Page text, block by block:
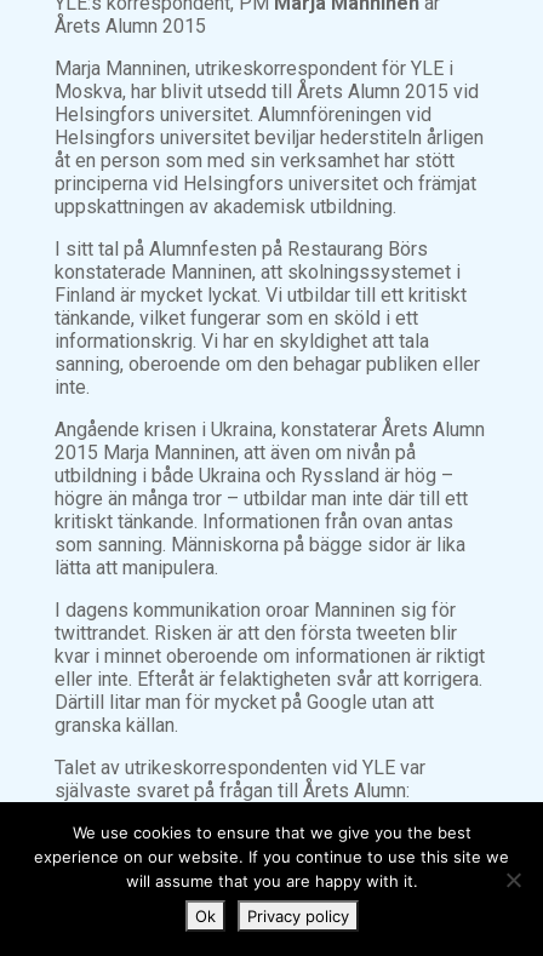
Årets Alumn 2015
Marja Manninen, utrikeskorrespondent för YLE i
Moskva, har blivit utsedd till Årets Alumn 2015 vid
Helsingfors universitet. Alumnföreningen vid
Helsingfors universitet beviljar hederstiteln årligen
åt en person som med sin verksamhet har stött
principerna vid Helsingfors universitet och främjat
uppskattningen av akademisk utbildning.
I sitt tal på Alumnfesten på Restaurang Börs
konstaterade Manninen, att skolningssystemet i
Finland är mycket lyckat. Vi utbildar till ett kritiskt
tänkande, vilket fungerar som en sköld i ett
informationskrig. Vi har en skyldighet att tala
sanning, oberoende om den behagar publiken eller
inte.
Angående krisen i Ukraina, konstaterar Årets Alumn
2015 Marja Manninen, att även om nivån på
utbildning i både Ukraina och Ryssland är hög –
högre än många tror – utbildar man inte där till ett
kritiskt tänkande. Informationen från ovan antas
som sanning. Människorna på bägge sidor är lika
lätta att manipulera.
I dagens kommunikation oroar Manninen sig för
twittrandet. Risken är att den första tweeten blir
kvar i minnet oberoende om informationen är riktigt
eller inte. Efteråt är felaktigheten svår att korrigera.
Därtill litar man för mycket på Google utan att
granska källan.
Talet av utrikeskorrespondenten vid YLE var
självaste svaret på frågan till Årets Alumn:
Var får en finländsk korrespondent i de rådande
omständigheterna de andliga resurser med vilka
man kan finna och förmedla till sitt hemland det
man själv anser vara korrekt information?
We use cookies to ensure that we give you the best
experience on our website. If you continue to use this site we
will assume that you are happy with it.
Ok
Privacy policy